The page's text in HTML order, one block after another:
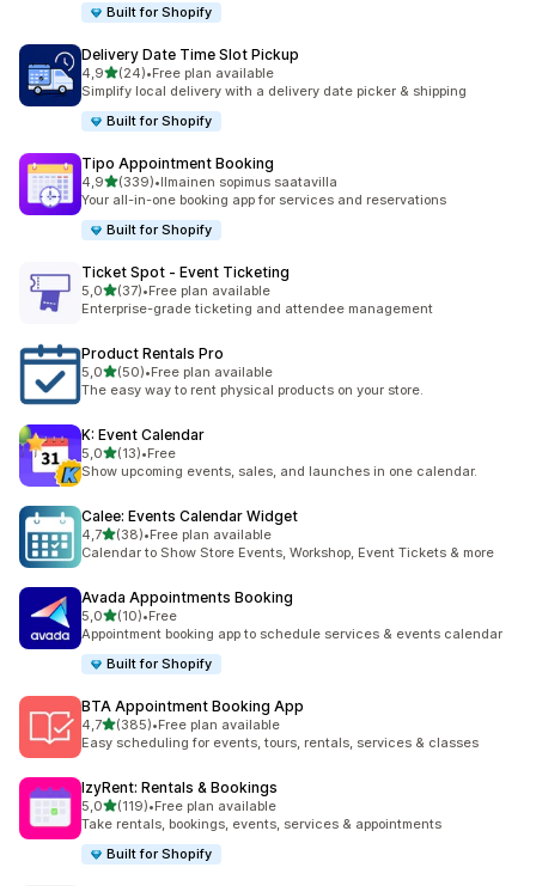
Built for Shopify
Delivery Date Time Slot Pickup
4,9/ 5 tähteä
(24)
24 arvostelua yhteensä
•Free plan available
Simplify local delivery with a delivery date picker & shipping
Built for Shopify
Tipo Appointment Booking
4,9/ 5 tähteä
(339)
339 arvostelua yhteensä
•Ilmainen sopimus saatavilla
Your all-in-one booking app for services and reservations
Built for Shopify
Ticket Spot ‑ Event Ticketing
5,0/ 5 tähteä
(37)
37 arvostelua yhteensä
•Free plan available
Enterprise-grade ticketing and attendee management
Product Rentals Pro
5,0/ 5 tähteä
(50)
50 arvostelua yhteensä
•Free plan available
The easy way to rent physical products on your store.
K: Event Calendar
5,0/ 5 tähteä
(13)
13 arvostelua yhteensä
•Free
Show upcoming events, sales, and launches in one calendar.
Calee: Events Calendar Widget
4,7/ 5 tähteä
(38)
38 arvostelua yhteensä
•Free plan available
Calendar to Show Store Events, Workshop, Event Tickets & more
Avada Appointments Booking
5,0/ 5 tähteä
(10)
10 arvostelua yhteensä
•Free
Appointment booking app to schedule services & events calendar
Built for Shopify
BTA Appointment Booking App
4,7/ 5 tähteä
(385)
385 arvostelua yhteensä
•Free plan available
Easy scheduling for events, tours, rentals, services & classes
IzyRent: Rentals & Bookings
5,0/ 5 tähteä
(119)
119 arvostelua yhteensä
•Free plan available
Take rentals, bookings, events, services & appointments
Built for Shopify